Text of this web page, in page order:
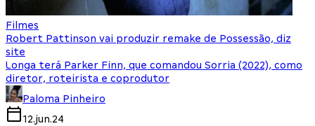
Filmes
Robert Pattinson vai produzir remake de Possessão, diz
site
Longa terá Parker Finn, que comandou Sorria (2022), como
diretor, roteirista e coprodutor
Paloma Pinheiro
12.jun.24